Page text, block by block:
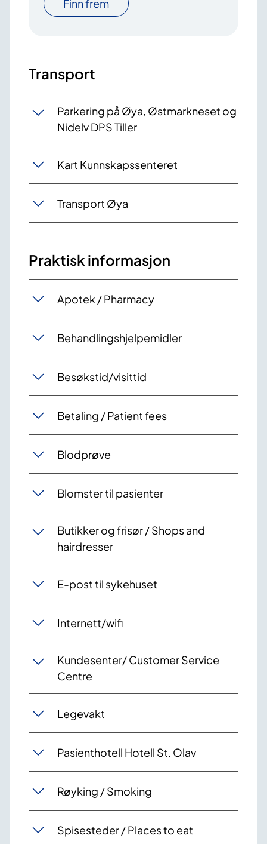
Finn frem
Transport
Parkering på Øya, Østmarkneset og
Nidelv DPS Tiller
Kart Kunnskapssenteret
Transport Øya
Praktisk informasjon
Apotek / Pharmacy
Behandlingshjelpemidler
Besøkstid/visittid
Betaling / Patient fees
Blodprøve
Blomster til pasienter
Butikker og frisør / Shops and
hairdresser
E-post til sykehuset
Internett/wifi
Kundesenter/ Customer Service
Centre
Legevakt
Pasienthotell Hotell St. Olav
Røyking / Smoking
Spisesteder / Places to eat